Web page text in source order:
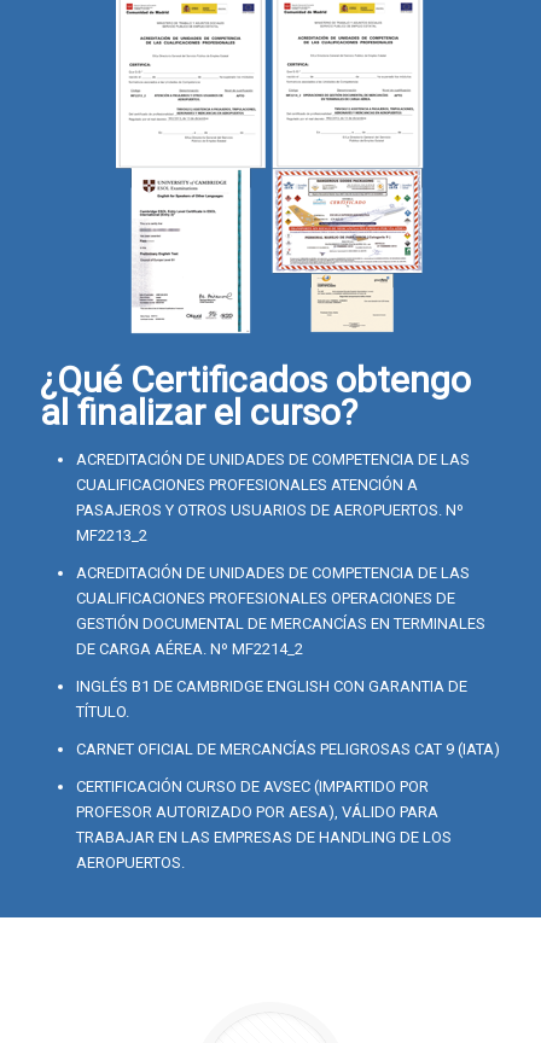
¿Qué Certificados obtengo
al finalizar el curso?
ACREDITACIÓN DE UNIDADES DE COMPETENCIA DE LAS
CUALIFICACIONES PROFESIONALES ATENCIÓN A
PASAJEROS Y OTROS USUARIOS DE AEROPUERTOS. Nº
MF2213_2
ACREDITACIÓN DE UNIDADES DE COMPETENCIA DE LAS
CUALIFICACIONES PROFESIONALES OPERACIONES DE
GESTIÓN DOCUMENTAL DE MERCANCÍAS EN TERMINALES
DE CARGA AÉREA. Nº MF2214_2
INGLÉS B1 DE CAMBRIDGE ENGLISH CON GARANTIA DE
TÍTULO.
CARNET OFICIAL DE MERCANCÍAS PELIGROSAS CAT 9 (IATA)
CERTIFICACIÓN CURSO DE AVSEC (IMPARTIDO POR
PROFESOR AUTORIZADO POR AESA), VÁLIDO PARA
TRABAJAR EN LAS EMPRESAS DE HANDLING DE LOS
AEROPUERTOS.